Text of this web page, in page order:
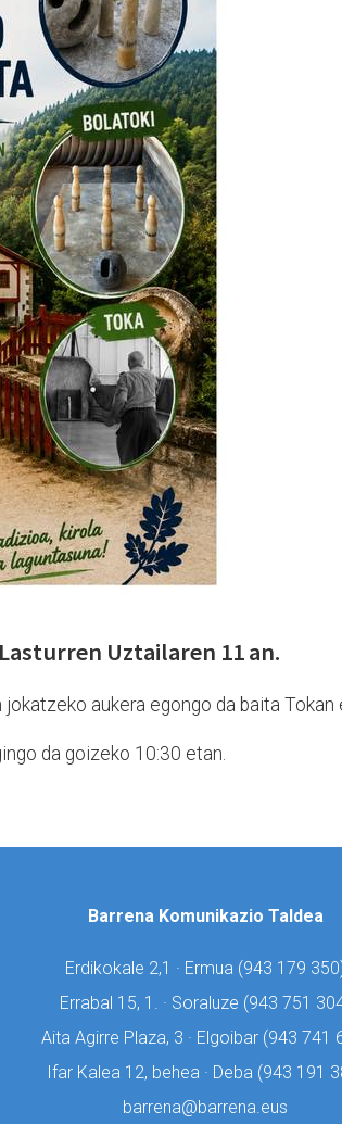
Uztailaren 11 an.
aukera egongo da baita Tokan
da goizeko 10:30 etan.
Barrena Komunikazio Taldea
Erdikokale 2,1 · Ermua (943 179
Errabal 15, 1. · Soraluze (943 751
Aita Agirre Plaza, 3 · Elgoibar (943 741
Ifar Kalea 12, behea · Deba (943 191
barrena@barrena.eus